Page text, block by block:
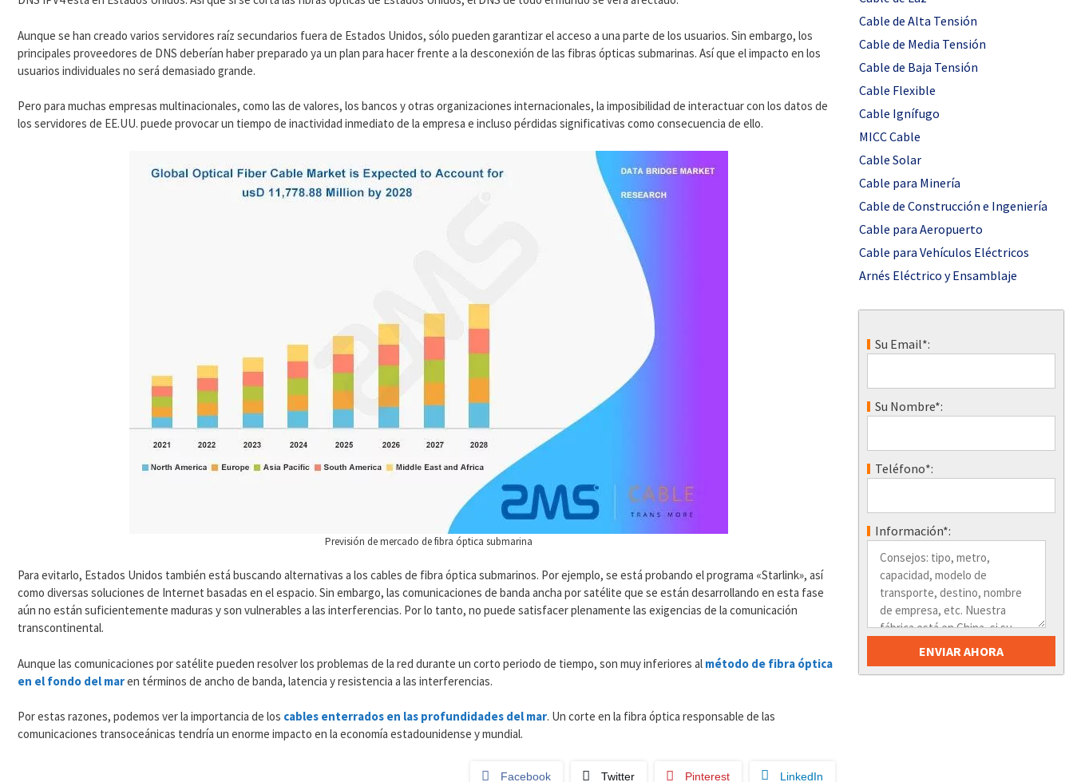
Aunque se han creado varios servidores raíz secundarios fuera de Estados Unidos, sólo pueden garantizar el acceso a una parte de los usuarios. Sin embargo, los
principales proveedores de DNS deberían haber preparado ya un plan para hacer frente a la desconexión de las fibras ópticas submarinas. Así que el impacto en los
usuarios individuales no será demasiado grande.
Pero para muchas empresas multinacionales, como las de valores, los bancos y otras organizaciones internacionales, la imposibilidad de interactuar con los datos de
los servidores de EE.UU. puede provocar un tiempo de inactividad inmediato de la empresa e incluso pérdidas significativas como consecuencia de ello.
Previsión de mercado de fibra óptica submarina
Para evitarlo, Estados Unidos también está buscando alternativas a los cables de fibra óptica submarinos. Por ejemplo, se está probando el programa «Starlink», así
como diversas soluciones de Internet basadas en el espacio. Sin embargo, las comunicaciones de banda ancha por satélite que se están desarrollando en esta fase
aún no están suficientemente maduras y son vulnerables a las interferencias. Por lo tanto, no puede satisfacer plenamente las exigencias de la comunicación
transcontinental.
Aunque las comunicaciones por satélite pueden resolver los problemas de la red durante un corto periodo de tiempo, son muy inferiores al método de fibra óptica
en el fondo del maren términos de ancho de banda, latencia y resistencia a las interferencias.
Por estas razones, podemos ver la importancia de los cables enterrados en las profundidades del mar. Un corte en la fibra óptica responsable de las
comunicaciones transoceánicas tendría un enorme impacto en la economía estadounidense y mundial.
Facebook Twitter Pinterest LinkedIn
Cable de Alta Tensión
Cable de Media Tensión
Cable de Baja Tensión
Cable Flexible
Cable Ignífugo
MICC Cable
Cable Solar
Cable para Minería
Cable de Construcción e Ingeniería
Cable para Aeropuerto
Cable para Vehículos Eléctricos
Arnés Eléctrico y Ensamblaje
Su Email*:
Su Nombre*:
Teléfono*:
Información*: